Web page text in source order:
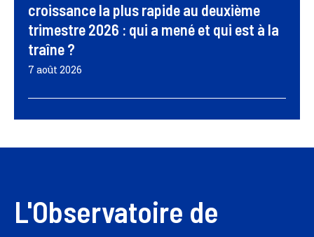
croissance la plus rapide au deuxième
trimestre 2026 : qui a mené et qui est à la
traîne ?
7 août 2026
L'Observatoire de